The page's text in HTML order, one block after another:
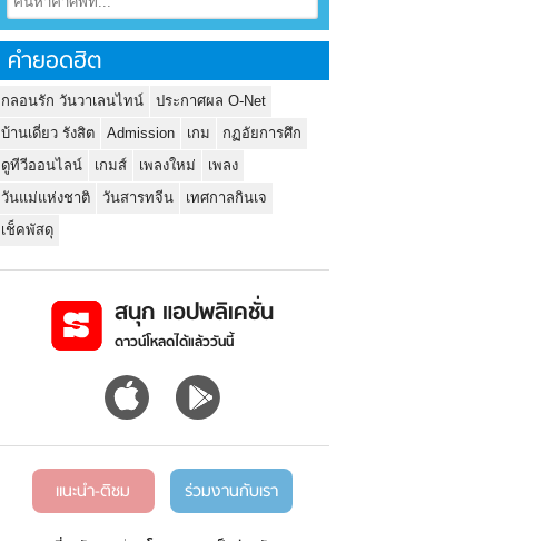
คำยอดฮิต
กลอนรัก วันวาเลนไทน์
ประกาศผล O-Net
บ้านเดี่ยว รังสิต
Admission เกม
กฏอัยการศึก
ดูทีวีออนไลน์
เกมส์ เพลงใหม่
เพลง
วันแม่แห่งชาติ
วันสารทจีน
เทศกาลกินเจ
เช็คพัสดุ
สนุก แอปพลิเคชั่น
ดาวน์โหลดได้แล้ววันนี้
แนะนำ-ติชม ร่วมงานกับเรา